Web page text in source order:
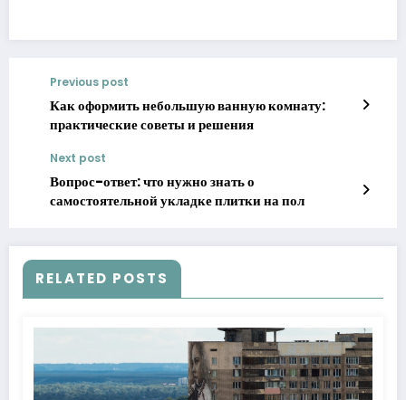
Previous post
Как оформить небольшую ванную комнату:
практические советы и решения
Next post
Вопрос-ответ: что нужно знать о
самостоятельной укладке плитки на пол
RELATED POSTS